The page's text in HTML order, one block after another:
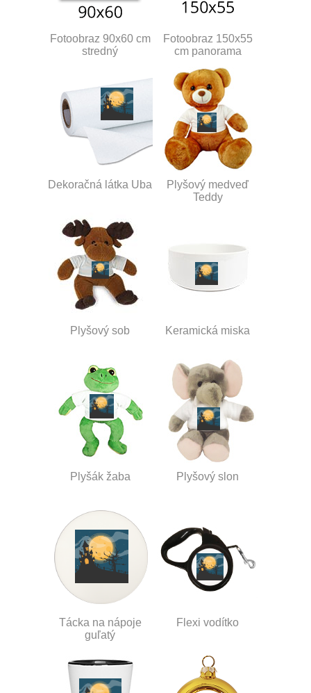
Fotoobraz 90x60 cm
stredný
Fotoobraz 150x55
cm panorama
Dekoračná látka Uba
Plyšový medveď
Teddy
Plyšový sob Keramická miska
Plyšák žaba Plyšový slon
Tácka na nápoje
guľatý
Flexi vodítko